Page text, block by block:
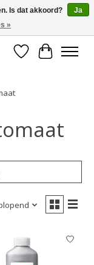
Verlanglijst
Is dat akkoord?
Ja
»